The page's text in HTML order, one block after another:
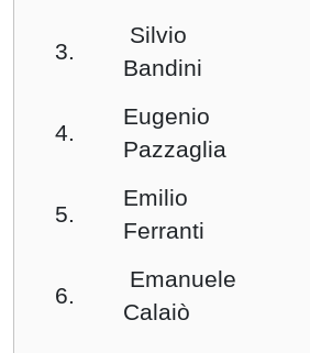
3.
Silvio
Bandini
4.
Eugenio
Pazzaglia
5.
Emilio
Ferranti
6.
Emanuele
Calaiò